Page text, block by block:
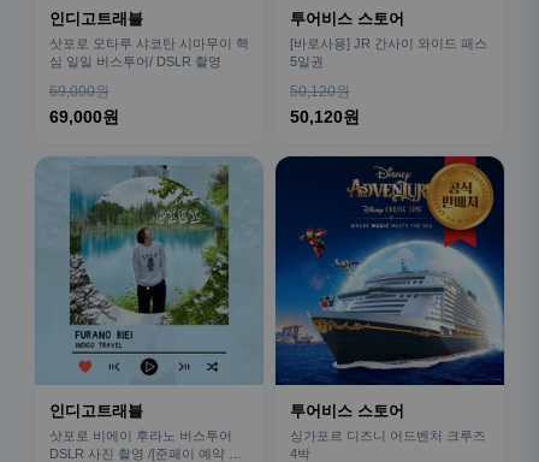
인디고트래블
삿포로 오타루 샤코탄 시마무이 핵
심 일일 버스투어/ DSLR 촬영
69,000원
69,000원
투어비스 스토어
[바로사용] JR 간사이 와이드 패스
5일권
50,120원
50,120원
인디고트래블
삿포로 비에이 후라노 버스투어
DSLR 사진 촬영 /[준페이 예약 식
투어비스 스토어
싱가포르 디즈니 어드벤처 크루즈
4박